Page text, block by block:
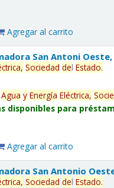
Agregar al carrito
San Antoni
Sociedad delEstado.
Agua y Energía Eléctrica,
disponibles para
Agregar al carrito
San Antonio
Sociedad delEstado.